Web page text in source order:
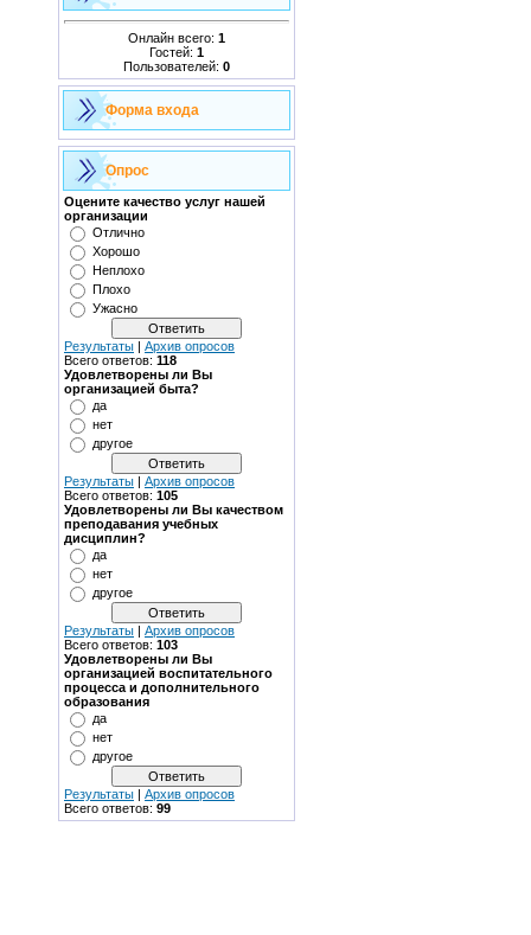
Онлайн всего: 1
Гостей: 1
Пользователей: 0
Форма входа
Опрос
Оцените качество услуг нашей
организации
Отлично
Хорошо
Неплохо
Плохо
Ужасно
Результаты | Архив опросов
Всего ответов: 118
Удовлетворены ли Вы
организацией быта?
да
нет
другое
Результаты | Архив опросов
Всего ответов: 105
Удовлетворены ли Вы качеством
преподавания учебных
дисциплин?
да
нет
другое
Результаты | Архив опросов
Всего ответов: 103
Удовлетворены ли Вы
организацией воспитательного
процесса и дополнительного
образования
да
нет
другое
Результаты | Архив опросов
Всего ответов: 99